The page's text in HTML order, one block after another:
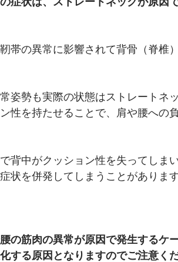
帯の異常に影響されて背骨（脊椎
姿勢も実際の状態はストレートネ
性を持たせることで、肩や腰への
背中がクッション性を失ってしま
状を併発してしまうことがありま
の筋肉の異常が原因で発生するケ
する原因となりますのでご注意くだ